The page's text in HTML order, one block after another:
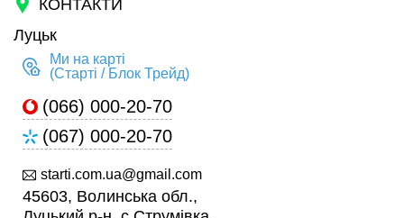
КОНТАКТИ
Луцьк
Ми на карті
(Старті / Блок Трейд)
(066) 000-20-70
(067) 000-20-70
starti.com.ua@gmail.com
45603, Волинська обл.,